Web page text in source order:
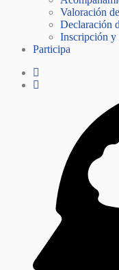
Valoración
Declaración
Inscripción y
Participa